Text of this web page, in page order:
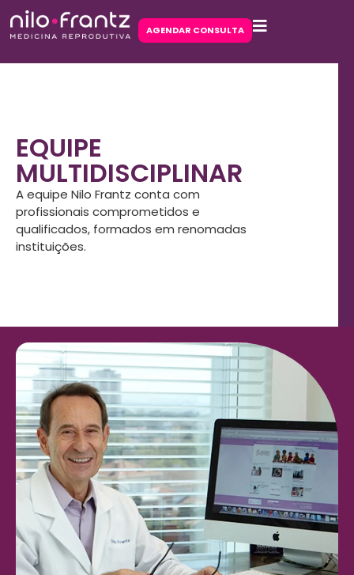
AGENDAR CONSULTA
EQUIPE
MULTIDISCIPLINAR
A equipe Nilo Frantz conta com
profissionais comprometidos e
qualificados, formados em renomadas
instituições.